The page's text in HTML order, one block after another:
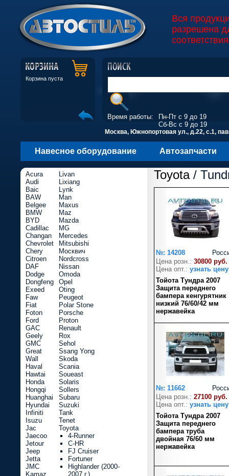
Вся
разрешена
Корзина пуста
Время работы:
Пн-Пт с 9 до 19
Сб-Вс с 9 до 19
Москва, Южнопортовая ул., д.22, с.1,
Навесное оборудование Автозапчасти
Toyota/
№: 14208
Цена розн.: 30800 руб.
Цена опт.: узнать цену
Тойота Тундра 2007
Защита переднего
бампера кенгурятник
низкий 76/60/42 мм
нержавейка
№: 11662
Цена розн.: 27100 руб.
Цена опт.: узнать цену
Тойота Тундра 2007
Защита переднего
бампера труба
двойная 76/60 мм
нержавейка
Acura
Audi
Baic
BAW
Belgee
BMW
BYD
Cadillac
Changan
Chevrolet
Chery
Citroen
DAF
Dodge
Dongfeng
Exeed
Faw
Fiat
Foton
Ford
GAC
Geely
GMC
Great
Wall
Haval
Hawtai
Honda
Hongqi
Huanghai
Hyundai
Infiniti
Isuzu
Jac
Jaecoo
Jetour
Jeep
Jetta
JMC
Kamaz
Livan
Lixiang
Lynk
Man
Maxus
Maz
Mazda
MG
Mercedes
Mitsubishi
Москвич
Nordcross
Nissan
Omoda
Opel
Oting
Peugeot
Polar Stone
Porsche
Proton
Renault
Rox
Sehol
Ssang Yong
Skoda
Scania
Soueast
Solaris
Sollers
Subaru
Suzuki
Tank
Tenet
Toyota
4-Runner
C-HR
FJ Cruiser
Fortuner
Highlander (2000-
2007 г.)